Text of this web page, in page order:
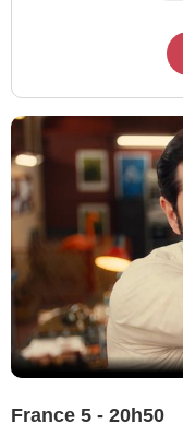
France 5 - 20h50